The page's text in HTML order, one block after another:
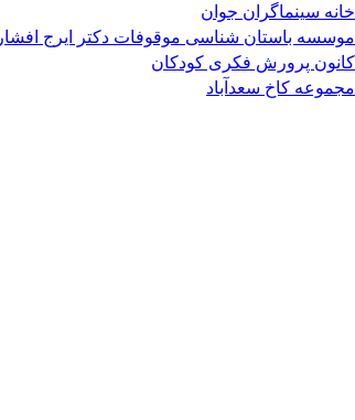
خانه سینماگران جوان
موسسه باستان شناسی موقوفات دکتر ایرج افشار
کانون پرورش فکری کودکان
مجموعه کاخ سعدآباد